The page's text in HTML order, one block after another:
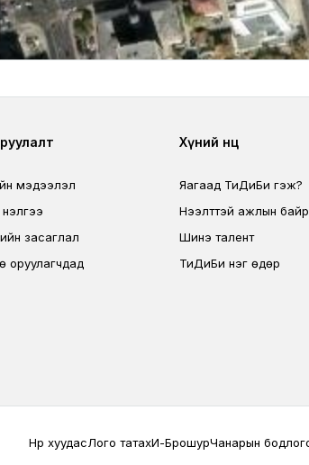
third
оруулалт
мэдээлэл
засаглал
оруулагчдад
Footer
Хүний нөөц
Яагаад ТиДиБи гэж?
Нээлттэй ажлын байр
Шинэ талент
ТиДиБи нэг өдөр
Terms Privacy
Нүүр хуудасЛого татахИ-БрошурЧанарын